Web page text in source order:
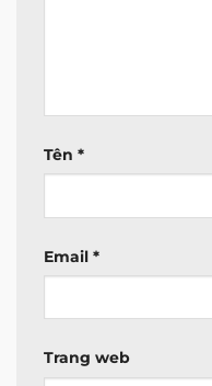
Tên *
Email *
Trang web